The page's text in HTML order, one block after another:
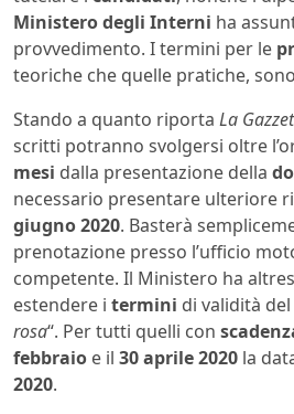
Ministerodegli Interni ha
provvedimento. I termini per le
teoriche che quelle pratiche,
Stando a quanto riporta La
scritti potranno svolgersi oltre
mesi dalla presentazione della
necessario presentare ulteriore
giugno 2020. Basterà
prenotazione presso l’ufficio
competente. Il Ministero ha
estendere i termini di validità
rosa“. Per tutti quelli con
febbraio e il 30 aprile 2020 la
2020.